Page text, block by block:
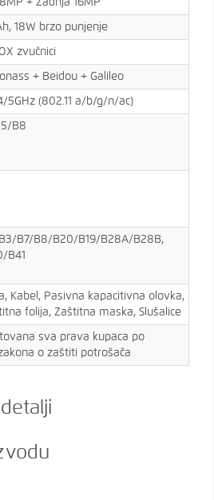
18W brzo punjenje
zvučnici
+ Beidou + Galileo
5GHz (802.11 a/b/g/n/ac)
B8
B3/B7/B8/B20/B19/B28A/B28B,
B41
Kabel, Pasivna kapacitivna olovka,
folija, Zaštitna maska, Slušalice
sva prava kupaca po
o zaštiti potrošača